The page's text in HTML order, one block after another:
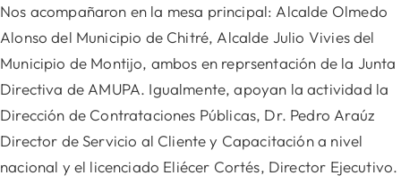
Nos acompañaron en la mesa principal: Alcalde Olmedo
Alonso del Municipio de Chitré, Alcalde Julio Vivies del
Municipio de Montijo, ambos en reprsentación de la Junta
Directiva de AMUPA. Igualmente, apoyan la actividad la
Dirección de Contrataciones Públicas, Dr. Pedro Araúz
Director de Servicio al Cliente y Capacitación a nivel
nacional y el licenciado Eliécer Cortés, Director Ejecutivo.